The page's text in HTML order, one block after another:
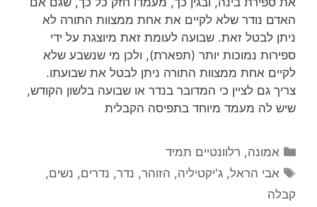
האדם נודר שלא לקיים את אחת ממצוות התורה לא
ניתן לבטל זאת. שבועה לעומת זאת מיוצגת על ידי
ספירות נמוכות יותר (תפארת), ולכן מי שנשבע שלא
לקיים אחת ממצוות התורה ניתן לבטל את שבועתו.
צריך גם לציין כי המדובר בנדר או שבועה בלשון הקודש,
שיש לה מעמד מיוחד בתפיסה הקבלית
קטגוריות
אמונה, רלוונטיים תמיד
תגיות
אבי הראל,ג'יקטיליה, הזוהר, נדר, נדרים, נשים,
קבלה